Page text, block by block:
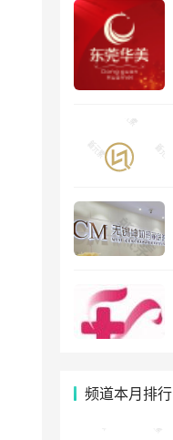
频道本月排行